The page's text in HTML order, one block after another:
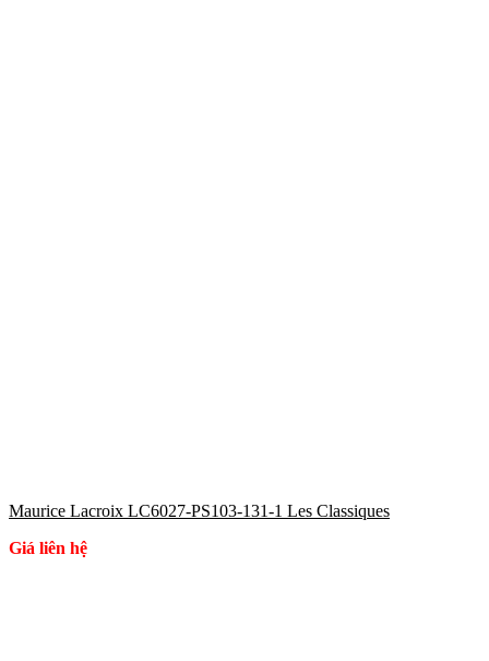
Maurice Lacroix LC6027-PS103-131-1 Les Classiques
Giá liên hệ